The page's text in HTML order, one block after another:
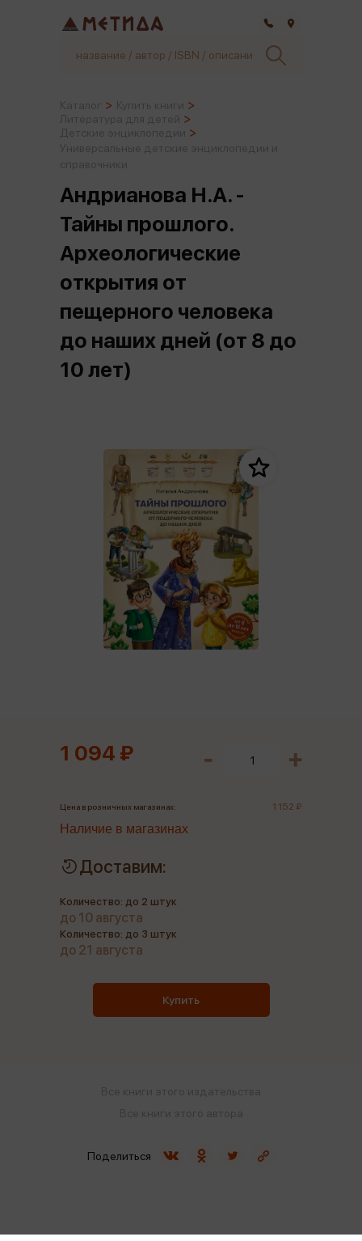
Андрианова Н.А. -
Тайны прошлого.
Археологические
открытия от
пещерного человека
до наших дней (от 8 до
10 лет)
1 094 ₽
Цена в розничных магазинах: 1 152 ₽
Наличие в магазинах
Доставим:
Количество: до 2 штук
до 10 августа
Количество: до 3 штук
до 21 августа
Купить
Поделиться